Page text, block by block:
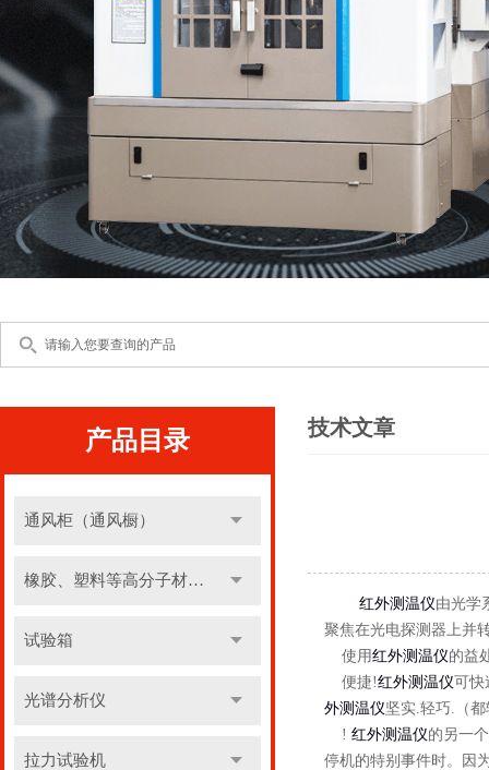
产品目录
通风柜（通风橱）
橡胶、塑料等高分子材料实验设备
试验箱
光谱分析仪
拉力试验机
技术文章
红外测温仪由光学
聚焦在光电探测器上并
使用红外测温仪的益
便捷!红外测温仪可快
外测温仪坚实.轻巧.（
! 红外测温仪的另一
停机的特别事件时。因